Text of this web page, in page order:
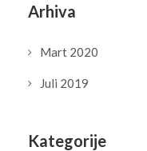
Arhiva
Mart 2020
Juli 2019
Kategorije